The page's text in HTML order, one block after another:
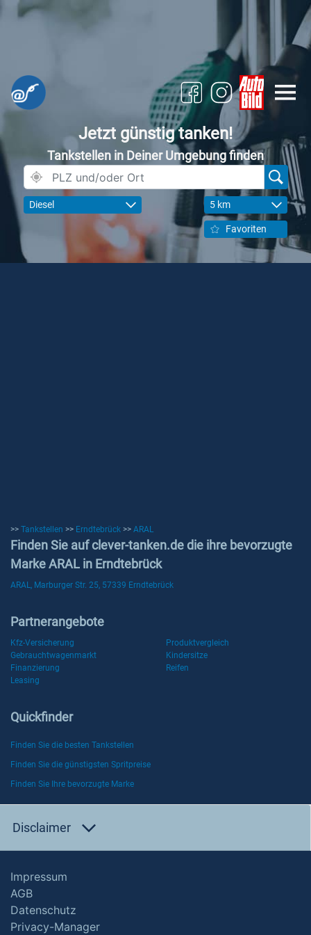
Jetzt günstig tanken!
Tankstellen in Deiner Umgebung finden
Diesel 5 km
Favoriten
>> Tankstellen >> Erndtebrück >> ARAL
Finden Sie auf clever-tanken.de die ihre bevorzugte
Marke ARAL in Erndtebrück
ARAL, Marburger Str. 25, 57339 Erndtebrück
Partnerangebote
Kfz-Versicherung
Produktvergleich
Gebrauchtwagenmarkt
Kindersitze
Finanzierung
Reifen
Leasing
Quickfinder
Finden Sie die besten Tankstellen
Finden Sie die günstigsten Spritpreise
Finden Sie Ihre bevorzugte Marke
Disclaimer
Impressum
AGB
Datenschutz
Privacy-Manager